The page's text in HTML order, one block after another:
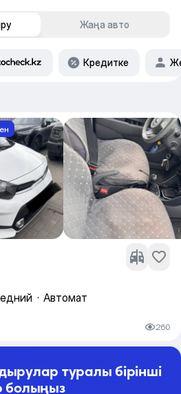
Жаңа авто
Кредитке
· Автомат
260
туралы бірінші
болыңыз